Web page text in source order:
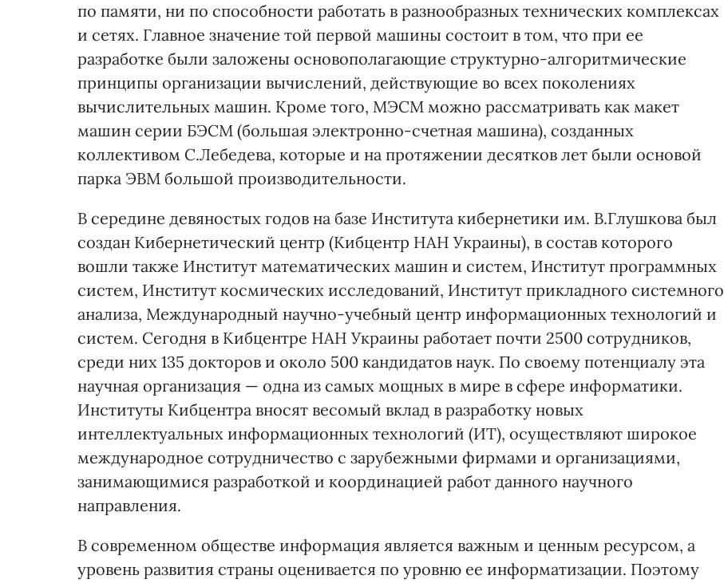
по памяти, ни по способности работать в разнообразных технических комплексах
и сетях. Главное значение той первой машины состоит в том, что при ее
разработке были заложены основополагающие структурно-алгоритмические
принципы организации вычислений, действующие во всех поколениях
вычислительных машин. Кроме того, МЭСМ можно рассматривать как макет
машин серии БЭСМ (большая электронно-счетная машина), созданных
коллективом С.Лебедева, которые и на протяжении десятков лет были основой
парка ЭВМ большой производительности.
В середине девяностых годов на базе Института кибернетики им. В.Глушкова был
создан Кибернетический центр (Кибцентр НАН Украины), в состав которого
вошли также Институт математических машин и систем, Институт программных
систем, Институт космических исследований, Институт прикладного системного
анализа, Международный научно-учебный центр информационных технологий и
систем. Сегодня в Кибцентре НАН Украины работает почти 2500 сотрудников,
среди них 135 докторов и около 500 кандидатов наук. По своему потенциалу эта
научная организация — одна из самых мощных в мире в сфере информатики.
Институты Кибцентра вносят весомый вклад в разработку новых
интеллектуальных информационных технологий (ИТ), осуществляют широкое
международное сотрудничество с зарубежными фирмами и организациями,
занимающимися разработкой и координацией работ данного научного
направления.
В современном обществе информация является важным и ценным ресурсом, а
уровень развития страны оценивается по уровню ее информатизации. Поэтому